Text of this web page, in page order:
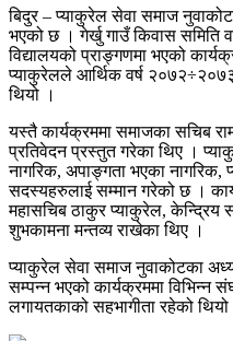
बिदुर – प्याकुरेल सेवा समाज
भएको छ । गेर्खु गाउँ किवास समिति
विद्यालयको प्राङ्गणमा भएको
प्याकुरेलले आर्थिक वर्ष
थियो ।
यस्तै कार्यक्रममा समाजका सचिब
प्रतिवेदन प्रस्तुत गरेका थिए ।
नागरिक, अपाङ्गता भएका
सदस्यहरुलाई सम्मान गरेको छ ।
महासचिब ठाकुर प्याकुरेल,
शुभकामना मन्तव्य राखेका थिए ।
प्याकुरेल सेवा समाज नुवाकोटका
सम्पन्न भएको कार्यक्रममा विभिन्न
लगायतकाको सहभागीता रहेको थियो